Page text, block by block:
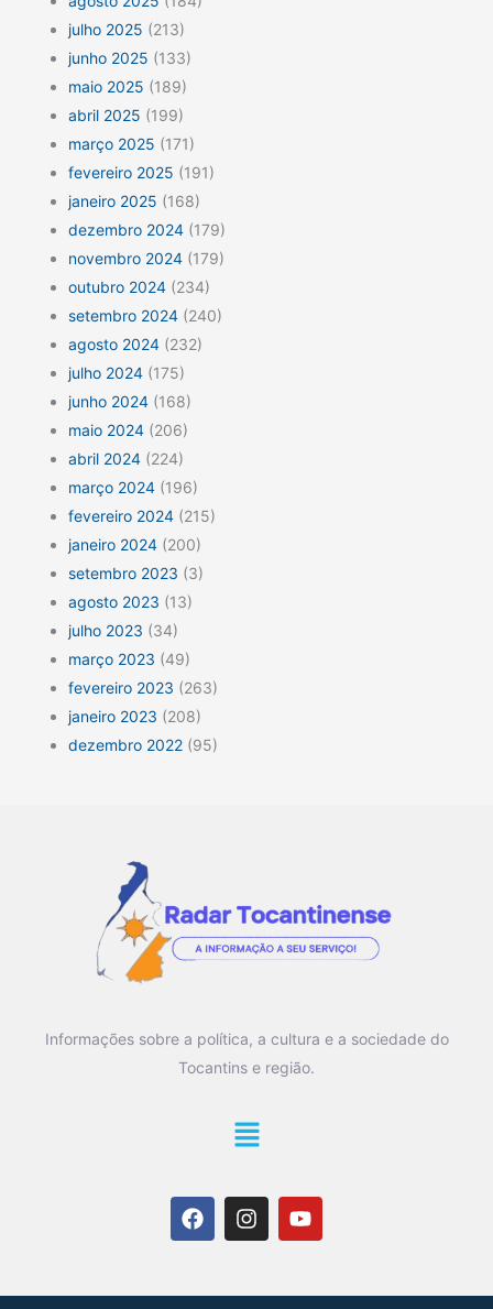
julho 2025 (213)
junho 2025 (133)
maio 2025 (189)
abril 2025 (199)
março 2025 (171)
fevereiro 2025 (191)
janeiro 2025 (168)
dezembro 2024 (179)
novembro 2024 (179)
outubro 2024 (234)
setembro 2024 (240)
agosto 2024 (232)
julho 2024 (175)
junho 2024 (168)
maio 2024 (206)
abril 2024 (224)
março 2024 (196)
fevereiro 2024 (215)
janeiro 2024 (200)
setembro 2023 (3)
agosto 2023 (13)
julho 2023 (34)
março 2023 (49)
fevereiro 2023 (263)
janeiro 2023 (208)
dezembro 2022 (95)
Informações sobre a política, a cultura e a sociedade do
Tocantins e região.
Main
F
a
b
I
n
a
Y
o
u